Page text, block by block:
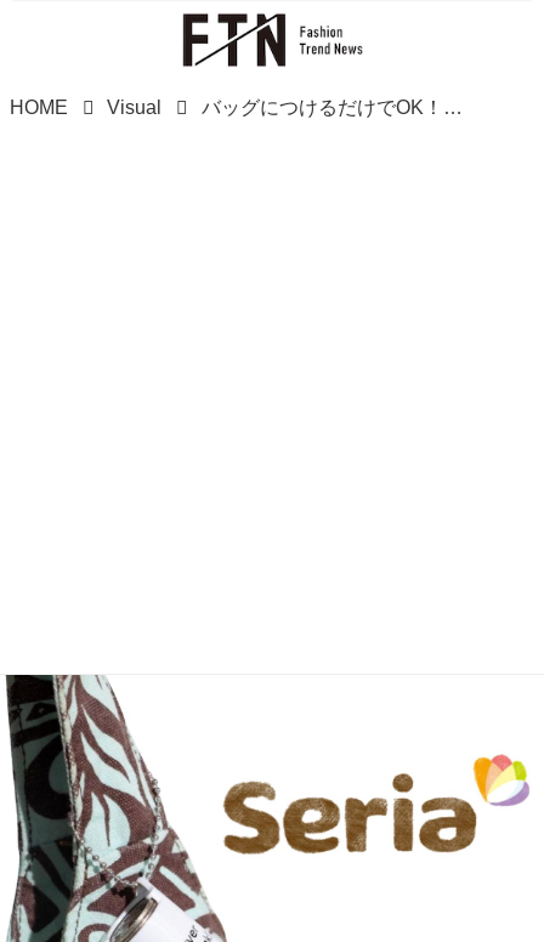
HOME Visual バッグにつけるだけでOK！【セリア】“地味に便利”な「優秀グッズ」